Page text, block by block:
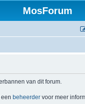
MosForum
van dit forum.
beheerder voor meer